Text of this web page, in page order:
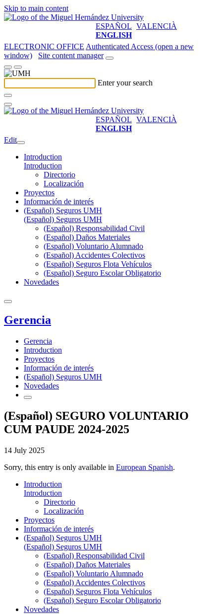
Skip to main content
ESPAÑOL VALENCIÀ
ENGLISH
ELECTRONIC OFFICE Authenticated Access (open a new
window)
Site content manager
Enter your search
ESPAÑOL VALENCIÀ
ENGLISH
Edit
Introduction
Introduction
Directorio
Localización
Proyectos
Información de interés
(Español) Seguros UMH
(Español) Seguros UMH
(Español) Responsabilidad Civil
(Español) Daños Materiales
(Español) Voluntario Alumnado
(Español) Accidentes Colectivos
(Español) Seguros Flota Vehículos
(Español) Seguro Escolar Obligatorio
Novedades
Gerencia
Gerencia
Introduction
Proyectos
Información de interés
(Español) Seguros UMH
Novedades
(Español) SEGURO VOLUNTARIO
CUM PAUDE 2024-2025
14 July 2025
Sorry, this entry is only available in European Spanish.
Introduction
Introduction
Directorio
Localización
Proyectos
Información de interés
(Español) Seguros UMH
(Español) Seguros UMH
(Español) Responsabilidad Civil
(Español) Daños Materiales
(Español) Voluntario Alumnado
(Español) Accidentes Colectivos
(Español) Seguros Flota Vehículos
(Español) Seguro Escolar Obligatorio
Novedades